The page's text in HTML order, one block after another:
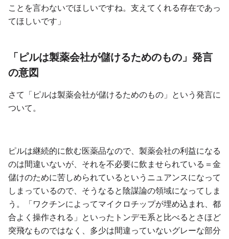
ことを言わないでほしいですね。支えてくれる存在であっ
てほしいです」
「ピルは製薬会社が儲けるためのもの」発言
の意図
さて「ピルは製薬会社が儲けるためのもの」という発言に
ついて。
ピルは継続的に飲む医薬品なので、製薬会社の利益になる
のは間違いないが、それを不必要に飲ませられている＝金
儲けのために苦しめられているというニュアンスになって
しまっているので、そうなると陰謀論の領域になってしま
う。「ワクチンによってマイクロチップが埋め込まれ、都
合よく操作される」といったトンデモ系と比べるとさほど
突飛なものではなく、多少は間違っていないグレーな部分